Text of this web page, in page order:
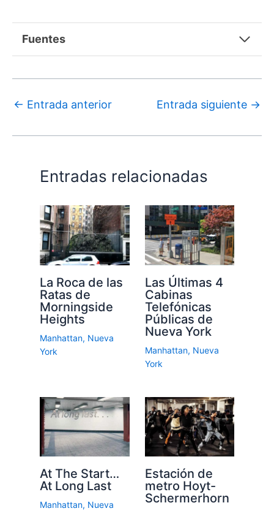
Fuentes
← Entrada anterior Entrada siguiente →
Entradas relacionadas
La Roca de las
Ratas de
Morningside
Heights
Manhattan, Nueva
York
Las Últimas 4
Cabinas
Telefónicas
Públicas de
Nueva York
Manhattan, Nueva
York
At The Start…
At Long Last
Manhattan, Nueva
Estación de
metro Hoyt-
Schermerhorn